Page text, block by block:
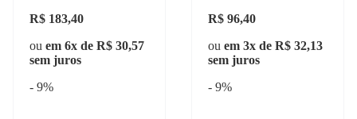
R$ 183,40
ou em 6x de R$ 30,57
sem juros
- 9%
R$ 96,40
ou em 3x de R$ 32,13
sem juros
- 9%